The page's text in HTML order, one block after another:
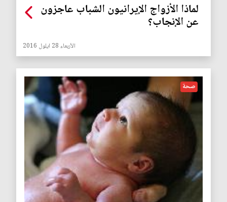
لماذا الأزواج الإيرانيون الشباب عاجزون
عن الإنجاب؟
الأربعاء 28 ايلول 2016
صحة